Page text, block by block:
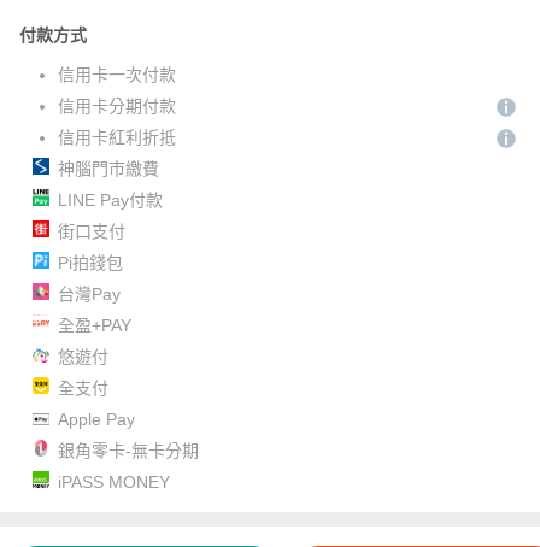
付款方式
信用卡一次付款
信用卡分期付款
信用卡紅利折抵
神腦門市繳費
LINE Pay付款
街口支付
Pi拍錢包
台灣Pay
全盈+PAY
悠遊付
全支付
Apple Pay
銀角零卡-無卡分期
iPASS MONEY